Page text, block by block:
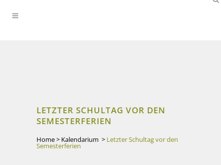
LETZTER SCHULTAG VOR DEN
SEMESTERFERIEN
Home> Kalendarium > Letzter Schultag vor den
Semesterferien